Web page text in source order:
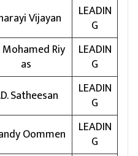
Vijayan
LEADIN
G
Mohamed Riy
as
LEADIN
G
Satheesan
LEADIN
G
Oommen
LEADIN
G